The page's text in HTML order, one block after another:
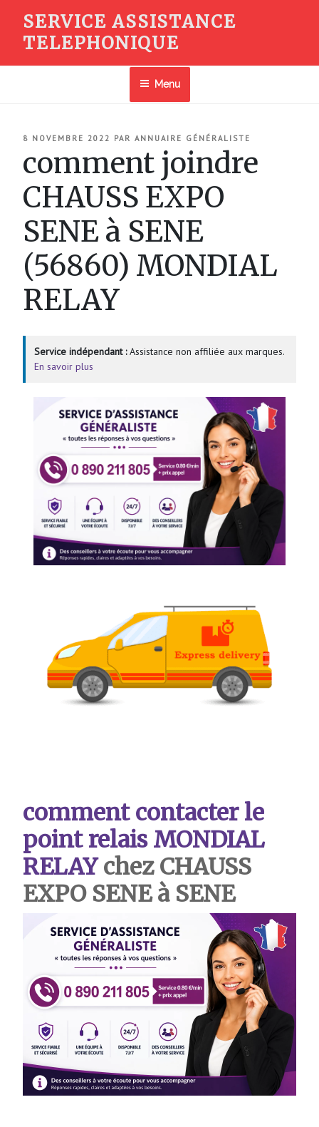
contenu
SERVICE ASSISTANCE
TELEPHONIQUE
Menu
PUBLIÉ
8 NOVEMBRE 2022 PAR ANNUAIRE GÉNÉRALISTE
comment joindre
CHAUSS EXPO
SENE à SENE
(56860) MONDIAL
RELAY
Service indépendant :Assistance non affiliée aux marques.
En savoir plus
comment contacter le
point relais MONDIAL
RELAYchez CHAUSS
EXPO SENE à SENE